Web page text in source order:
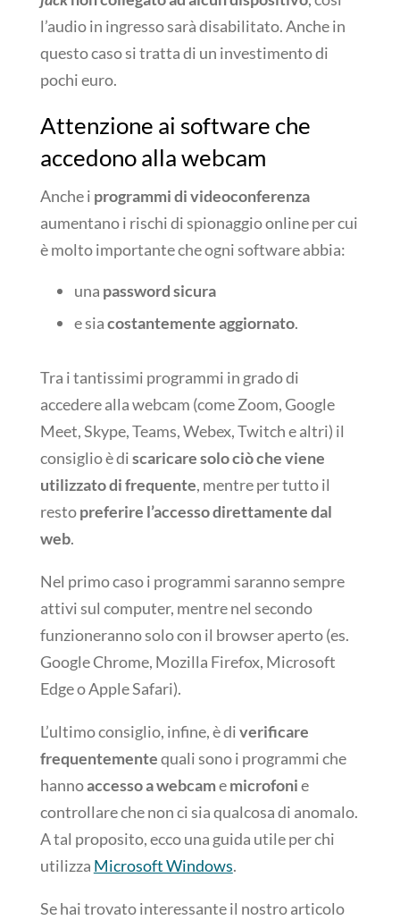
l’audio in ingresso sarà disabilitato. Anche in
questo caso si tratta di un investimento di
pochi euro.
Attenzione ai software che
accedono alla webcam
Anche i programmi di videoconferenza
aumentano i rischi di spionaggio online per cui
è molto importante che ogni software abbia:
una password sicura
e siacostantemente aggiornato.
Tra i tantissimi programmi in grado di
accedere alla webcam (come Zoom, Google
Meet, Skype, Teams, Webex, Twitch e altri) il
consiglio è discaricare solo ciò che viene
utilizzato di frequente, mentre per tutto il
restopreferire l’accesso direttamente dal
web.
Nel primo caso i programmi saranno sempre
attivi sul computer, mentre nel secondo
funzioneranno solo con il browser aperto (es.
Google Chrome, Mozilla Firefox, Microsoft
Edge o Apple Safari).
L’ultimo consiglio, infine, è diverificare
frequentementequali sono i programmi che
hannoaccesso a webcamemicrofonie
controllare che non ci sia qualcosa di anomalo.
A tal proposito, ecco una guida utile per chi
utilizza Microsoft Windows.
Se hai trovato interessante il nostro articolo